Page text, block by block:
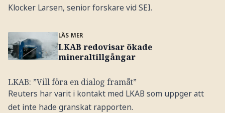
Klocker Larsen, senior forskare vid SEI.
LÄS MER
LKAB redovisar ökade
mineraltillgångar
LKAB: ”Vill föra en dialog framåt”
Reuters har varit i kontakt med LKAB som uppger att
det inte hade granskat rapporten.